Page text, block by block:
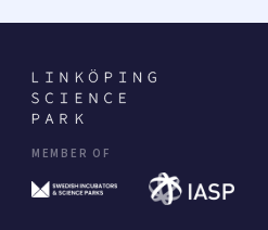
MEMBER OF